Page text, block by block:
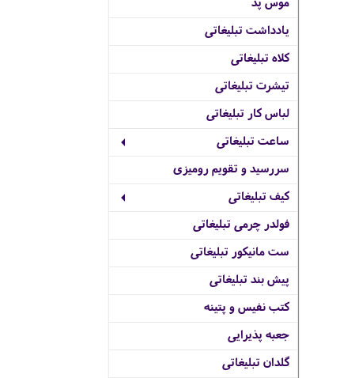
یادداشت تبلیغاتی
کلاه تبلیغاتی
تیشرت تبلیغاتی
لباس کار تبلیغاتی
ساعت تبلیغاتی
سررسید و تقویم رومیزی
کیف تبلیغاتی
فولدر چرمی تبلیغاتی
ست مانیکور تبلیغاتی
پیش بند تبلیغاتی
کتب نفیس و پتینه
جعبه پذیرایی
گلدان تبلیغاتی